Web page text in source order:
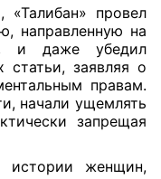
провел
направленную на
и даже убедил
заявляя о
правам.
начали ущемлять
запрещая
истории женщин,